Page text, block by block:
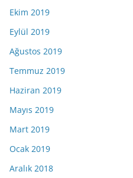
Ekim 2019
Eylül 2019
Ağustos 2019
Temmuz 2019
Haziran 2019
Mayıs 2019
Mart 2019
Ocak 2019
Aralık 2018